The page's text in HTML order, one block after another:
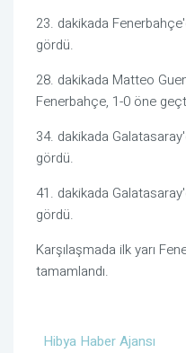
23. dakikada
gördü.
28. dakikada Matteo
Fenerbahçe, 1-0 öne
34. dakikada
gördü.
41. dakikada
gördü.
Karşılaşmada ilk yarı
tamamlandı.
Hibya Haber Ajansı